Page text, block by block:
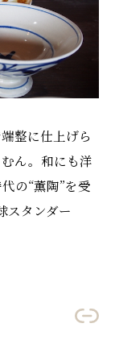
整に仕上げら
ん。和にも洋
の“薫陶”を受
スタンダー